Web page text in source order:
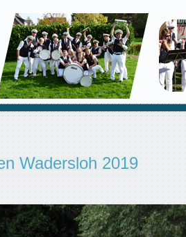
Wadersloh 2019